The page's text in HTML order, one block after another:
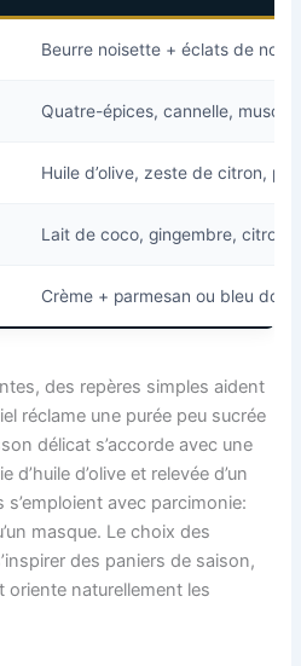
Beurre noisette + éclats de
Quatre-épices, cannelle,
Huile d’olive, zeste de citron,
Lait de coco, gingembre,
Crème + parmesan ou bleu doux
des repères simples aident
réclame une purée peu sucrée
délicat s’accorde avec une
d’olive et relevée d’un
avec parcimonie:
masque. Le choix des
des paniers de saison,
oriente naturellement les